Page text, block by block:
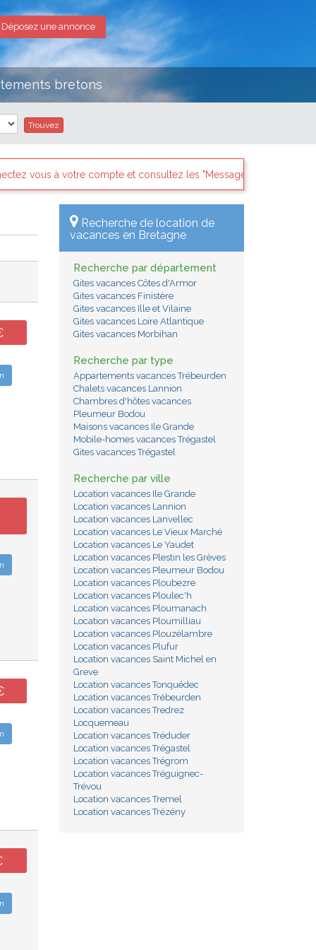
une annonce
bretons
les "Messages des internautes pressés" il y a sans doute des
Recherche de location de
vacances en Bretagne
Recherche par département
Gites vacances Côtes d'Armor
Gites vacances Finistère
Gites vacances Ille et Vilaine
Gites vacances Loire Atlantique
Gites vacances Morbihan
Recherche par type
Appartements vacances Trébeurden
Chalets vacances Lannion
Chambres d'hôtes vacances
Pleumeur Bodou
Maisons vacances Ile Grande
Mobile-homes vacances Trégastel
Gites vacances Trégastel
Recherche par ville
Location vacances Ile Grande
Location vacances Lannion
Location vacances Lanvellec
Location vacances Le Vieux Marché
Location vacances Le Yaudet
Location vacances Plestin les Grèves
Location vacances Pleumeur Bodou
Location vacances Ploubezre
Location vacances Ploulec'h
Location vacances Ploumanach
Location vacances Ploumilliau
Location vacances Plouzélambre
Location vacances Plufur
Location vacances Saint Michel en
Greve
Location vacances Tonquédec
Location vacances Trébeurden
Location vacances Tredrez
Locquemeau
Location vacances Tréduder
Location vacances Trégastel
Location vacances Trégrom
Location vacances Tréguignec-
Trévou
Location vacances Tremel
Location vacances Trézény